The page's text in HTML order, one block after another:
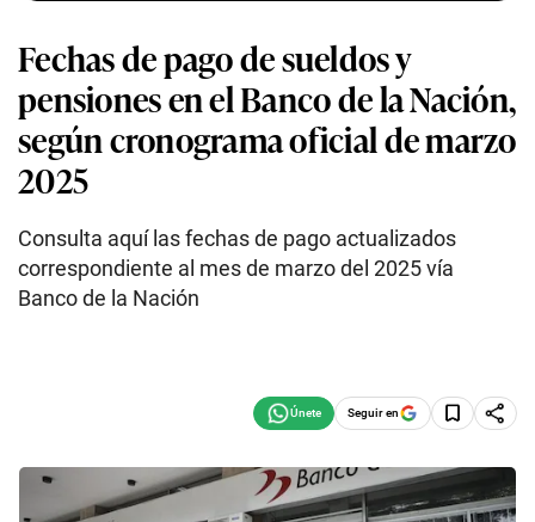
Fechas de pago de sueldos y
pensiones en el Banco de la Nación,
según cronograma oficial de marzo
2025
Consulta aquí las fechas de pago actualizados
correspondiente al mes de marzo del 2025 vía
Banco de la Nación
Seguir en